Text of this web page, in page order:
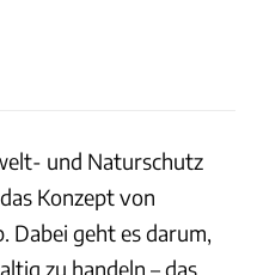
und Naturschutz
Konzept von
Dabei geht es darum,
zu handeln – das